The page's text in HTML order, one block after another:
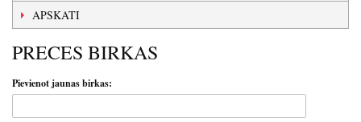
APSKATI
PRECES BIRKAS
Pievienot jaunas birkas: